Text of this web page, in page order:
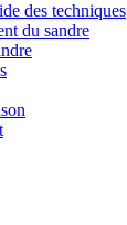
des techniques
du sandre